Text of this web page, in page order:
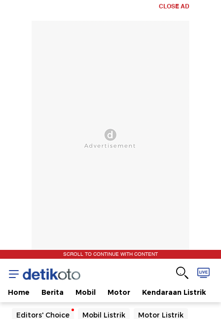
CLOSE AD
SCROLL TO CONTINUE WITH CONTENT
Home Berita Mobil Motor Kendaraan Listrik
Editors' Choice Mobil Listrik Motor Listrik